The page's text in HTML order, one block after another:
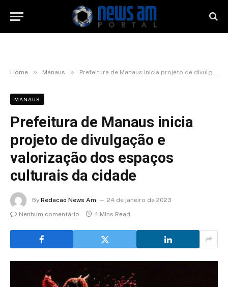
Home » Manaus » Prefeitura de Manaus inicia projeto de divulgação e valorização dos espaços culturais da cidade
MANAUS
Prefeitura de Manaus inicia
projeto de divulgação e
valorização dos espaços
culturais da cidade
By Redacao News Am
24 de janeiro de 2023
Nenhum comentário
4 Mins Read